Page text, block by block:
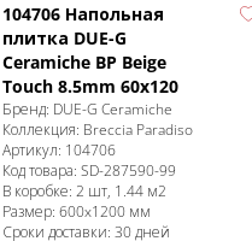
104706 Напольная
плитка DUE-G
Ceramiche BP Beige
Touch 8.5mm 60x120
Бренд: DUE-G Ceramiche
Коллекция: Breccia Paradiso
Артикул: 104706
Код товара: SD-287590-99
В коробке: 2 шт, 1.44 м2
Размер: 600x1200 мм
Сроки доставки: 30 дней